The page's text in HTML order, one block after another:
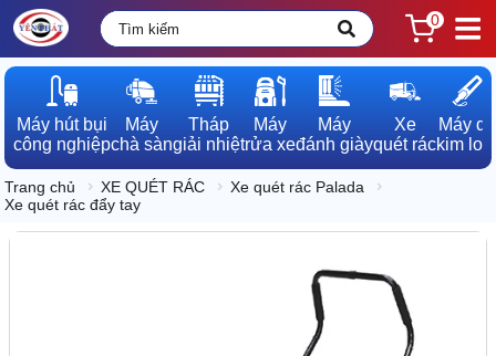
0
Máy hút bụi
công nghiệp
Máy
chà sàn
Tháp
giải nhiệt
Máy
rửa xe
Máy
đánh giày
Xe
quét rác
Máy dò
kim loại
Trang chủ XE QUÉT RÁC
Xe quét rác Palada
Xe quét rác đẩy tay